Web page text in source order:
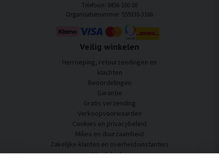
Telefoon: 0456-100 00
Organisatienummer: 559330-3166
Veilig winkelen
Herroeping, retourzendingen en
klachten
Beoordelingen
Garantie
Gratis verzending
Verkoopvoorwaarden
Cookies en privacybeleid
Milieu en duurzaamheid
Zakelijke klanten en overheidsinstanties
Word dealer